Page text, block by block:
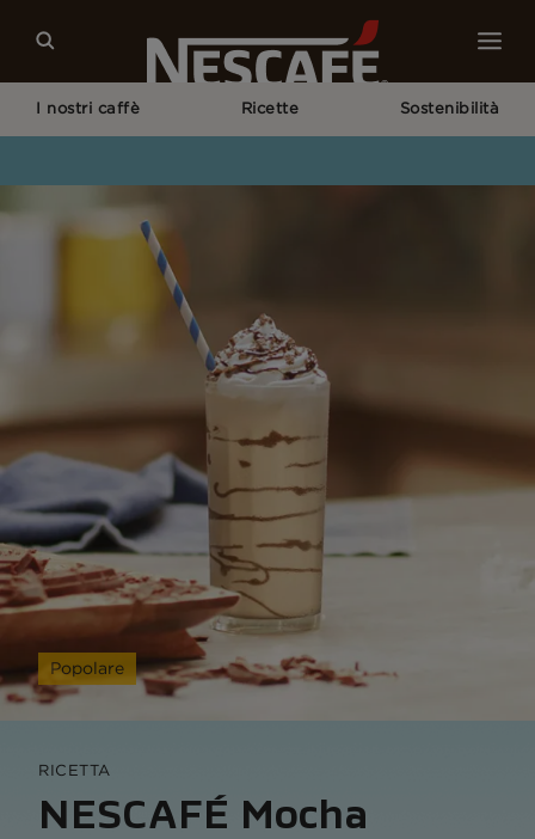
I nostri caffè Ricette Sostenibilità
RICETTA
NESCAFÉ Mocha
Popolare